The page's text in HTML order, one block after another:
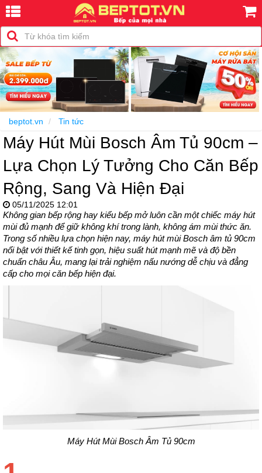
beptot.vn Tin tức
Máy Hút Mùi Bosch Âm Tủ 90cm –
Lựa Chọn Lý Tưởng Cho Căn Bếp
Rộng, Sang Và Hiện Đại
05/11/2025 12:01
Không gian bếp rộng hay kiểu bếp mở luôn cần một chiếc máy hút
mùi đủ mạnh để giữ không khí trong lành, không ám mùi thức ăn.
Trong số nhiều lựa chọn hiện nay, máy hút mùi Bosch âm tủ 90cm
nổi bật với thiết kế tinh gọn, hiệu suất hút mạnh mẽ và độ bền
chuẩn châu Âu, mang lại trải nghiệm nấu nướng dễ chịu và đẳng
cấp cho mọi căn bếp hiện đại.
Máy Hút Mùi Bosch Âm Tủ 90cm